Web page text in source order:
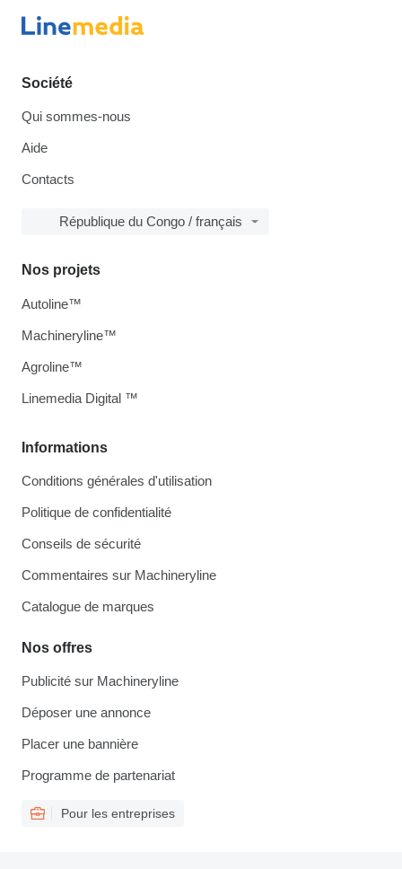
Société
Qui sommes-nous
Aide
Contacts
République du Congo / français
Informations
Conditions générales d'utilisation
Politique de confidentialité
Conseils de sécurité
Commentaires sur Machineryline
Catalogue de marques
Nos offres
Publicité sur Machineryline
Déposer une annonce
Placer une bannière
Programme de partenariat
Pour les entreprises
Nos projets
Autoline™
Machineryline™
Agroline™
Linemedia Digital ™